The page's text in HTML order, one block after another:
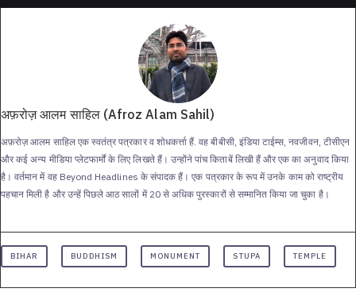
अफ़रोज़ आलम साहिल (Afroz Alam Sahil)
अफ़रोज़ आलम साहिल एक स्वतंत्र पत्रकार व शोधकर्त्ता हैं. वह बीबीसी, इंडिया टाईम्स, नवजीवन, टीसीएन
और कई अन्य मीडिया प्लेटफार्मों के लिए लिखते हैं। उन्होंने पांच किताबें लिखी हैं और एक का अनुवाद किया
है। वर्तमान में वह Beyond Headlines के संपादक हैं। एक पत्रकार के रूप में उनके काम को राष्ट्रीय
पहचान मिली है और उन्हें पिछले आठ सालों में 20 से अधिक पुरस्कारों से सम्मानित किया जा चुका है।
BIHAR BUDDHISM MONUMENT STUPA TEMPLE